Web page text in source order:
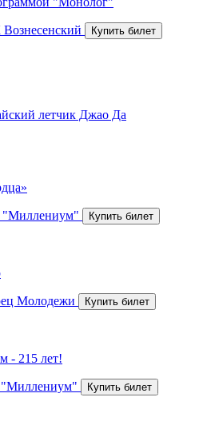
летчик Джао Да
Молодежи
- 215 лет!